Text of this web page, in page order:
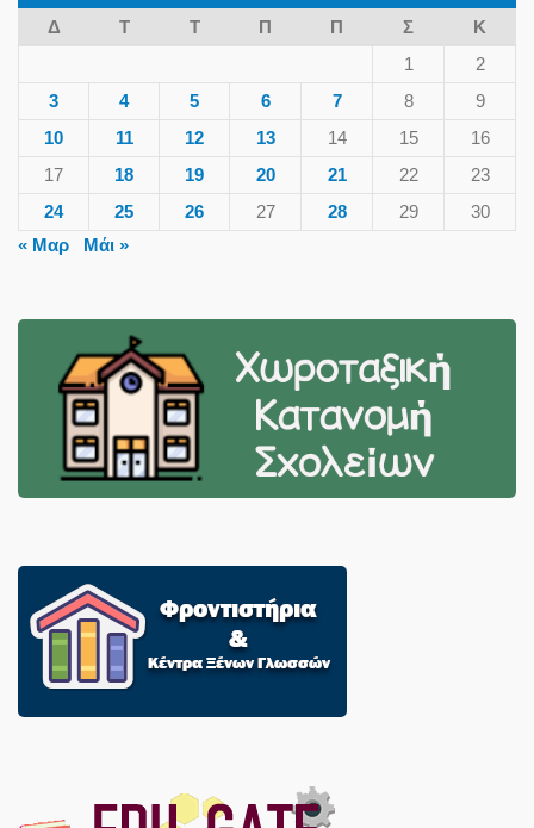
Δ
Τ Τ Π Π Σ
Κ
1
2
3
4 5 6 7 8
9
10
11 12 13 14 15
16
17
18 19 20 21 22
23
24
25 26 27 28 29
30
« Μαρ
Μάι »